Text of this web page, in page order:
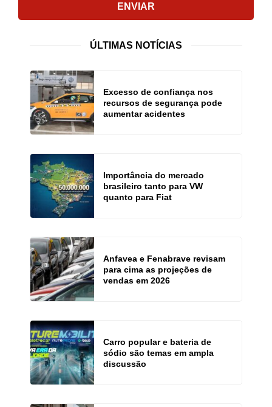
ENVIAR
ÚLTIMAS NOTÍCIAS
Excesso de confiança nos
recursos de segurança pode
aumentar acidentes
Importância do mercado
brasileiro tanto para VW
quanto para Fiat
Anfavea e Fenabrave revisam
para cima as projeções de
vendas em 2026
Carro popular e bateria de
sódio são temas em ampla
discussão